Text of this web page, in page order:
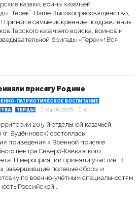
казаки, воины казачьей
“Терек”. Ваше Высокопреосвященство,
Примите самые искренние поздравления
Терского казачьего войска, воинов и
бригады «Терек»! Вся
присягу Родине
ПАТРИОТИЧЕСКОЕ ВОСПИТАНИЕ
ТЕРЦЫ 04.08.2026 0
205-й отдельной казачьей
Будённовск) состоялась
приведения к Военной присяге
центра Северо-Кавказского
В мероприятии приняли участие: В
завершившие полевые сборы и
по военно-учётным специальностям
Российской...